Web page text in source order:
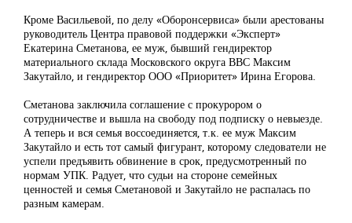
Кроме Васильевой, по делу «Оборонсервиса» были арестованы
руководитель Центра правовой поддержки «Эксперт»
Екатерина Сметанова, ее муж, бывший гендиректор
материального склада Московского округа ВВС Максим
Закутайло, и гендиректор ООО «Приоритет» Ирина Егорова.
Сметанова заключила соглашение с прокурором о
сотрудничестве и вышла на свободу под подписку о невыезде.
А теперь и вся семья воссоединяется, т.к. ее муж Максим
Закутайло и есть тот самый фигурант, которому следователи не
успели предъявить обвинение в срок, предусмотренный по
нормам УПК. Радует, что судьи на стороне семейных
ценностей и семья Сметановой и Закутайло не распалась по
разным камерам.